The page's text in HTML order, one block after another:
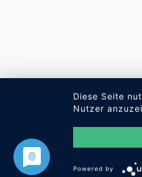
Diese Seite
Nutzer
Powered by